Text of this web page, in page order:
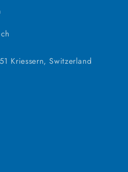
Kriessern, Switzerland